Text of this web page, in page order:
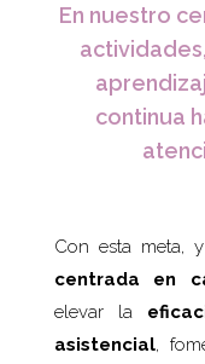
En nuestro
continua
Con esta meta,
centrada en
elevar la
asistencial,